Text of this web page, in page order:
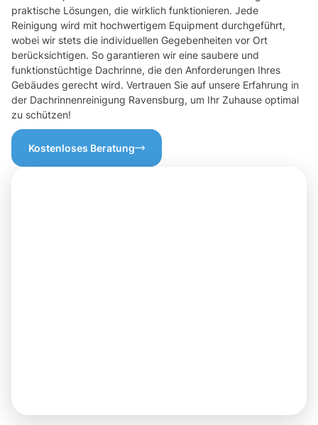
praktische Lösungen, die wirklich funktionieren. Jede
Reinigung wird mit hochwertigem Equipment durchgeführt,
wobei wir stets die individuellen Gegebenheiten vor Ort
berücksichtigen. So garantieren wir eine saubere und
funktionstüchtige Dachrinne, die den Anforderungen Ihres
Gebäudes gerecht wird. Vertrauen Sie auf unsere Erfahrung in
der Dachrinnenreinigung Ravensburg, um Ihr Zuhause optimal
zu schützen!
Kostenloses Beratung